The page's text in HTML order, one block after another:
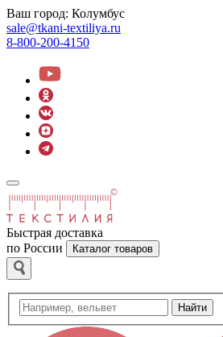
Ваш город: Колумбус
sale@tkani-textiliya.ru
8-800-200-4150
Быстрая доставка
по России
Каталог товаров
Найти